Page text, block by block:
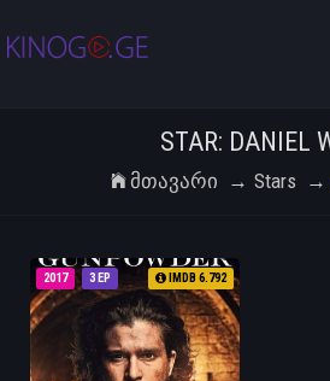
STAR: DANIEL
Მთავარი Stars
3 EP
2017 IMDB 6.792